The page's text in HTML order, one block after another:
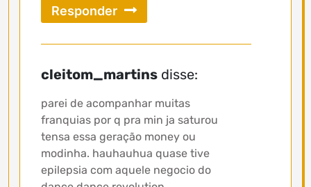
cleitom_martins disse:
parei de acompanhar muitas
franquias por q pra min ja saturou
tensa essa geração money ou
modinha. hauhauhua quase tive
epilepsia com aquele negocio do
Responder